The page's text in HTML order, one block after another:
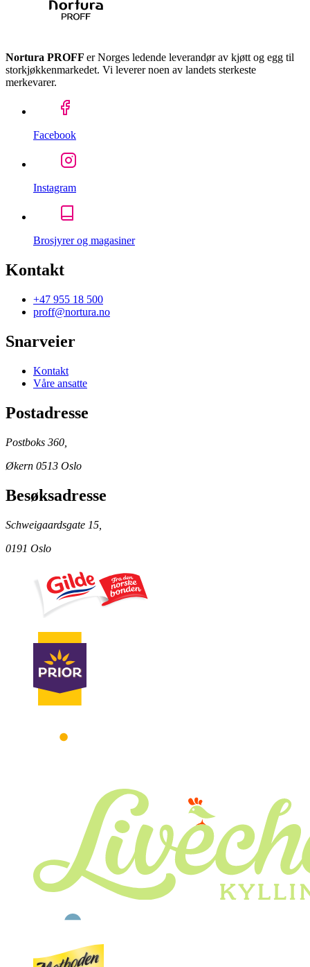
Nortura PROFF er Norges ledende leverandør av kjøtt og egg til
storkjøkkenmarkedet. Vi leverer noen av landets sterkeste
merkevarer.
Facebook
Instagram
Brosjyrer og magasiner
Kontakt
+47 955 18 500
proff@nortura.no
Snarveier
Kontakt
Våre ansatte
Postadresse
Postboks 360,
Økern 0513 Oslo
Besøksadresse
Schweigaardsgate 15,
0191 Oslo